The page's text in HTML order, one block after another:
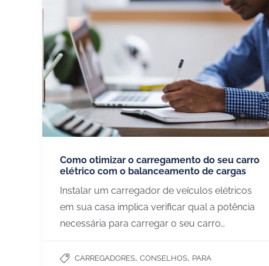
Como otimizar o carregamento do seu carro
elétrico com o balanceamento de cargas
Instalar um carregador de veículos elétricos
em sua casa implica verificar qual a potência
necessária para carregar o seu carro…
CARREGADORES, CONSELHOS, PARA